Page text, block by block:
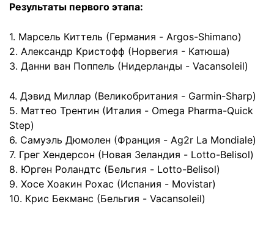
Результаты первого этапа:
1. Марсель Киттель (Германия - Argos-Shimano)
2. Александр Кристофф (Норвегия - Катюша)
3. Данни ван Поппель (Нидерланды - Vacansoleil)
4. Дэвид Миллар (Великобритания - Garmin-Sharp)
5. Маттео Трентин (Италия - Omega Pharma-Quick
Step)
6. Самуэль Дюмолен (Франция - Ag2r La Mondiale)
7. Грег Хендерсон (Новая Зеландия - Lotto-Belisol)
8. Юрген Роландтс (Бельгия - Lotto-Belisol)
9. Хосе Хоакин Рохас (Испания - Movistar)
10. Крис Бекманс (Бельгия - Vacansoleil)